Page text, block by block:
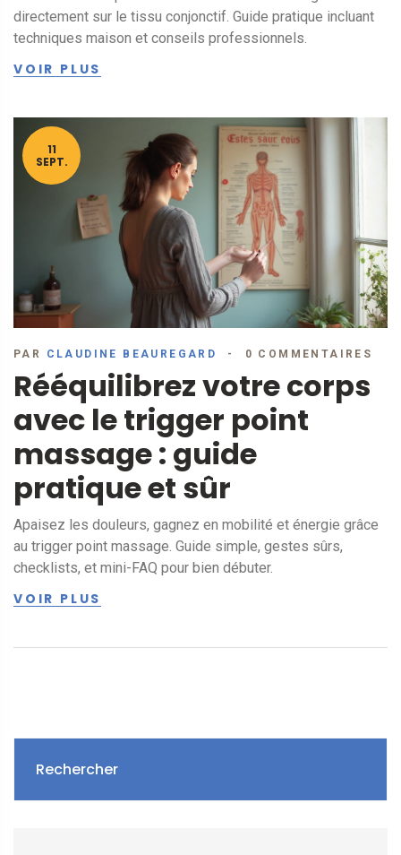
directement sur le tissu conjonctif. Guide pratique incluant
techniques maison et conseils professionnels.
VOIR PLUS
11
SEPT.
PAR CLAUDINE BEAUREGARD 0 COMMENTAIRES
Rééquilibrez votre corps
avec le trigger point
massage : guide
pratique et sûr
Apaisez les douleurs, gagnez en mobilité et énergie grâce
au trigger point massage. Guide simple, gestes sûrs,
checklists, et mini-FAQ pour bien débuter.
VOIR PLUS
Rechercher